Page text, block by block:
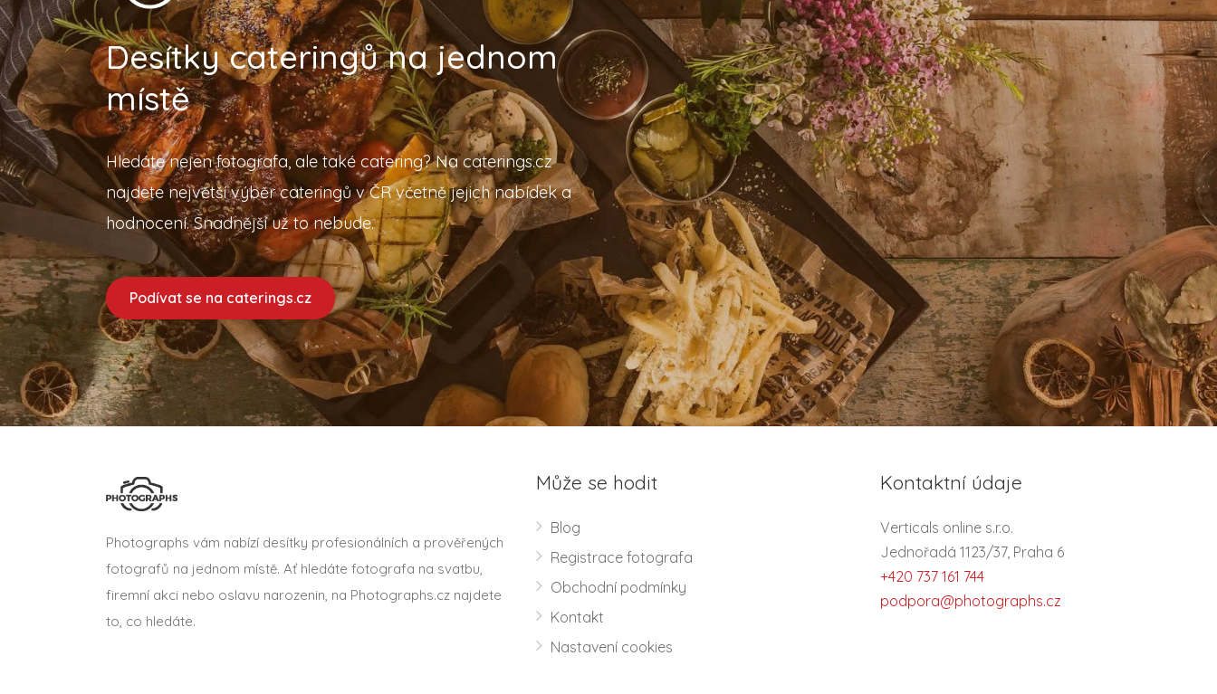
Desítky cateringů na jednom
místě
Hledáte nejen fotografa, ale také catering? Na caterings.cz
najdete největší výběr cateringů v ČR včetně jejich nabídek a
hodnocení. Snadnější už to nebude.
Podívat se na caterings.cz
Photographs vám nabízí desítky profesionálních a prověřených
fotografů na jednom místě. Ať hledáte fotografa na svatbu,
firemní akci nebo oslavu narozenin, na Photographs.cz najdete
to, co hledáte.
Může se hodit
Blog
Registrace fotografa
Obchodní podmínky
Kontakt
Nastavení cookies
Kontaktní údaje
Verticals online s.r.o.
Jednořadá 1123/37, Praha 6
+420 737 161 744
podpora@photographs.cz